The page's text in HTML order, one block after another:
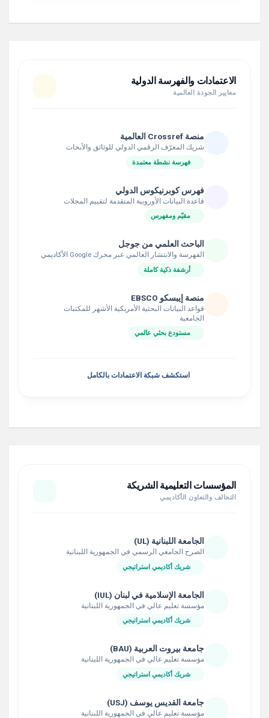
الاعتمادات والفهرسة الدولية
معايير الجودة العالمية
منصة Crossref العالمية
شريك المعرّف الرقمي الدولي للوثائق والأبحاث
فهرسة نشطة معتمدة
فهرس كوبرنيكوس الدولي
قاعدة البيانات الأوروبية المتقدمة لتقييم المجلات
مقيّم ومفهرس
الباحث العلمي من جوجل
الفهرسة والانتشار العالمي عبر محرك Google الأكاديمي
أرشفة ذكية كاملة
منصة إيبسكو EBSCO
قواعد البيانات البحثية الأمريكية الأشهر للمكتبات
الجامعية
مستودع بحثي عالمي
استكشف شبكة الاعتمادات بالكامل
المؤسسات التعليمية الشريكة
التحالف والتعاون الأكاديمي
الجامعة اللبنانية (UL)
الصرح الجامعي الرسمي في الجمهورية اللبنانية
شريك أكاديمي استراتيجي
الجامعة الإسلامية في لبنان (IUL)
مؤسسة تعليم عالي في الجمهورية اللبنانية
شريك أكاديمي استراتيجي
جامعة بيروت العربية (BAU)
مؤسسة تعليم عالي في الجمهورية اللبنانية
شريك أكاديمي استراتيجي
جامعة القديس يوسف (USJ)
مؤسسة تعليم عالي في الجمهورية اللبنانية